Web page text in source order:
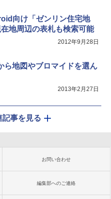
向け「ゼンリン住宅地
地周辺の表札も検索可能
2012年9月28日
ら地図やブロマイドを選ん
2013年2月27日
記事を見る
お問い合わせ
編集部へのご連絡